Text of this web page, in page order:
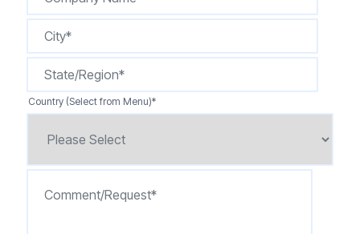
Country (Select from Menu)*